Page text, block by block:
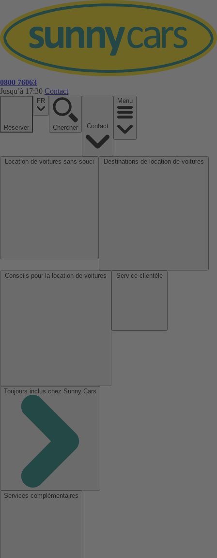
0800 76063
Jusqu’à 17:30 Contact
Réserver
FR
Chercher
Menu
Toujours inclus chez Sunny Cars
Services complémentaires